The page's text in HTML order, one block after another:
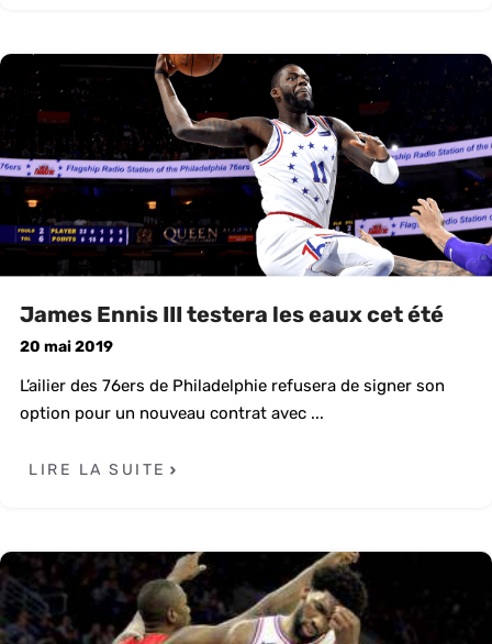
James Ennis III testera les eaux cet été
20 mai 2019
L’ailier des 76ers de Philadelphie refusera de signer son
option pour un nouveau contrat avec ...
LIRE LA SUITE